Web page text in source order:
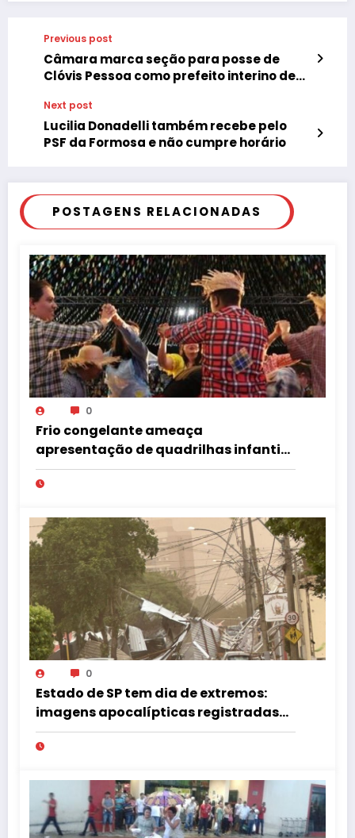
Previous post
Câmara marca seção para posse de
Clóvis Pessoa como prefeito interino de
Next post
Lucilia Donadelli também recebe pelo
PSF da Formosa e não cumpre horário
POSTAGENS RELACIONADAS
0
Frio congelante ameaça
apresentação de quadrilhas infantis
no Tupã Junina
0
Estado de SP tem dia de extremos:
imagens apocalípticas registradas
na região